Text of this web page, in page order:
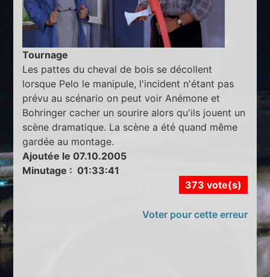
Tournage
Les pattes du cheval de bois se décollent
lorsque Pelo le manipule, l'incident n'étant pas
prévu au scénario on peut voir Anémone et
Bohringer cacher un sourire alors qu'ils jouent un
scène dramatique. La scène a été quand même
gardée au montage.
Ajoutée le 07.10.2005
Minutage : 01:33:41
373 vote(s)
Voter pour cette erreur